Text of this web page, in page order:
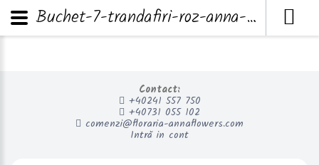
Contact:
+40241 557 750
+40731 055 102
comenzi@floraria-annaflowers.com
Intră in cont
Buchet-7-trandafiri-roz-anna-flowers